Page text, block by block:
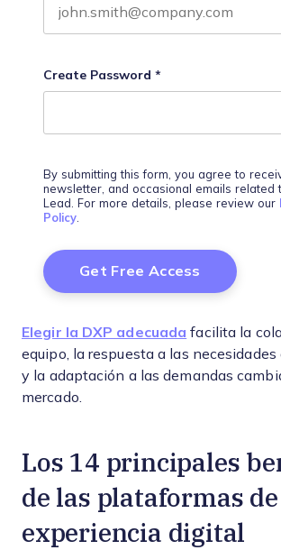
Create Password *
By submitting this form, you agree to
newsletter, and occasional emails related
Lead. For more details, please review our
Policy.
Elegir la DXP adecuada facilita la
equipo, la respuesta a las
y la adaptación a las demandas
mercado.
Los 14 principales
de las plataformas de
experiencia digital